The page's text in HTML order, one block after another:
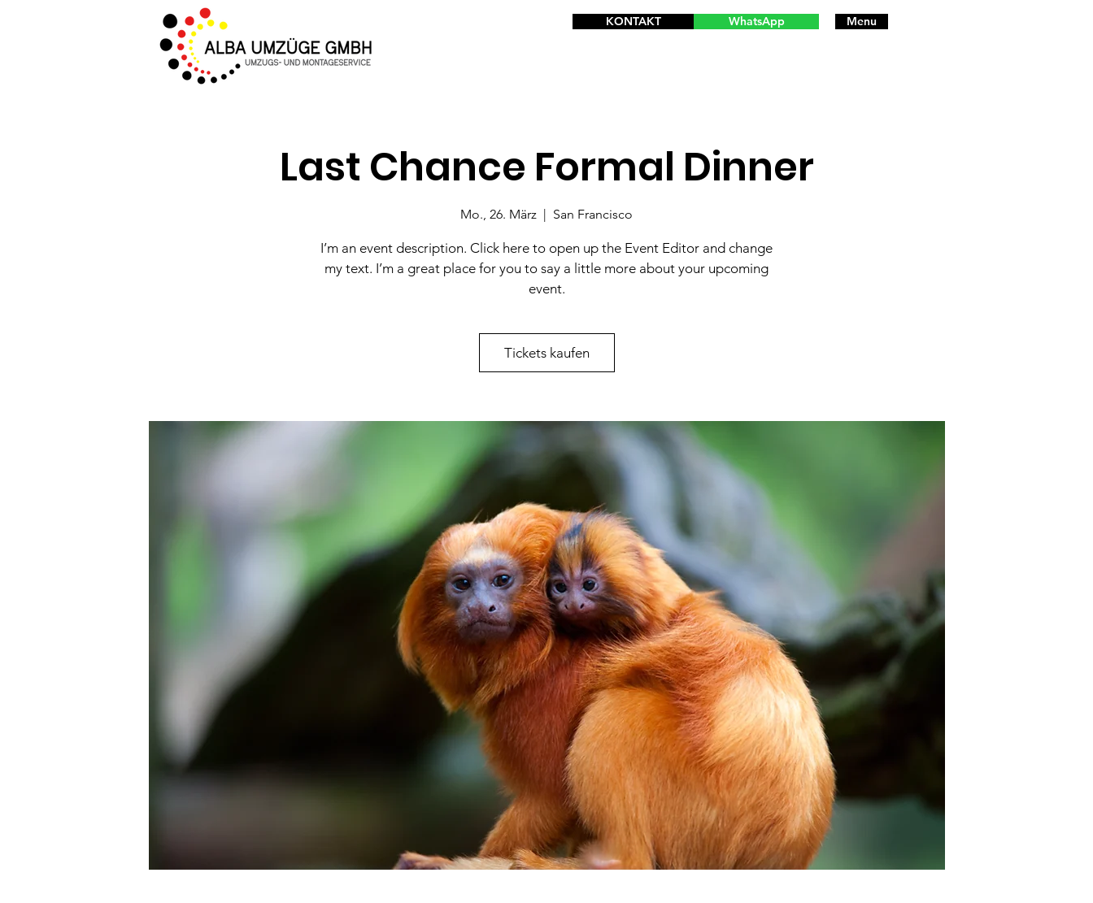
KONTAKT WhatsApp Menu
Last Chance Formal Dinner
Mo., 26. März San Francisco
I’m an event description. Click here to open up the Event Editor and change
my text. I’m a great place for you to say a little more about your upcoming
event.
Tickets kaufen